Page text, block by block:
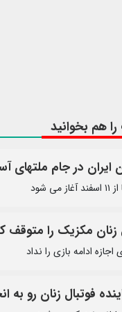
هم بخوانید
ایران در جام ملتهای
زنان مکزیک را متوقف
ادامه بازی را نداد
فوتبال زنان رو به